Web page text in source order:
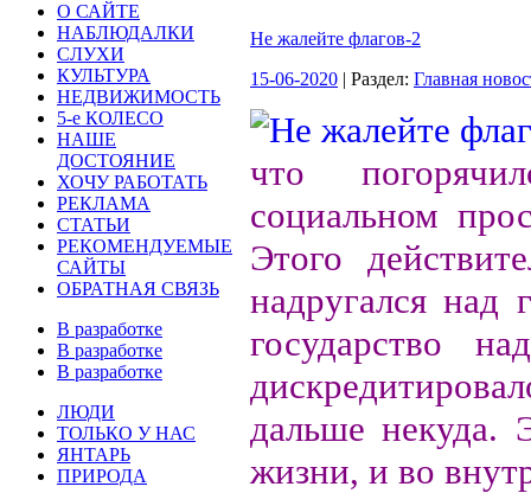
О САЙТЕ
НАБЛЮДАЛКИ
СЛУХИ
КУЛЬТУРА
НЕДВИЖИМОСТЬ
5-е КОЛЕСО
НАШЕ
ДОСТОЯНИЕ
ХОЧУ РАБОТАТЬ
РЕКЛАМА
СТАТЬИ
РЕКОМЕНДУЕМЫЕ
САЙТЫ
ОБРАТНАЯ СВЯЗЬ
В разработке
В разработке
В разработке
ЛЮДИ
ТОЛЬКО У НАС
ЯНТАРЬ
ПРИРОДА
Не жалейте флагов-2
15-06-2020 | Раздел: Главная
что
социальном
Этого
надругался над
государство
дальше некуда.
жизни, и во